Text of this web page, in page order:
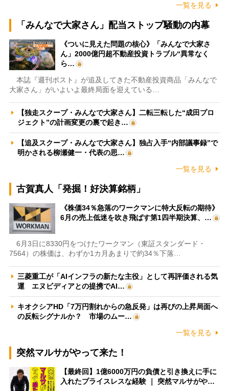
一覧を見る
「みんなで大家さん」配当ストップ騒動の内幕
《ついに見えた問題の核心》「みんなで大家さ
ん」2000億円超不動産投資トラブル“異常なく
ら…
本誌『週刊ポスト』が追及してきた不動産投資商品「みんなで
大家さん」がいよいよ最終局面を迎えている…
【独走スクープ・みんなで大家さん】二転三転した“成田プロ
ジェクト”の計画変更の裏で起き…
【追及スクープ・みんなで大家さん】独占入手“内部議事録”で
明かされる柳瀬健一・代表の思…
一覧を見る
古賀真人「発掘！好決算銘柄」
《株価34％急落のワークマンに特大反転の期待》
6月の売上低迷を吹き飛ばす第1四半期決算、…
6月3日に8330円をつけたワークマン（東証スタンダード・
7564）の株価は、わずか1カ月あまりで約34％下落…
三菱重工が「AIインフラの新たな主役」として再評価される気
運 エヌビディアとの提携でAI…
キオクシアHD「7万円割れからの急反発」は再びの上昇局面へ
の反転シグナルか？ 市場のムー…
一覧を見る
突然マルサがやって来た！
【最終回】1億6000万円の負債と引き換えに手に
入れたプライスレスな経験 ｜ 突然マルサがや…